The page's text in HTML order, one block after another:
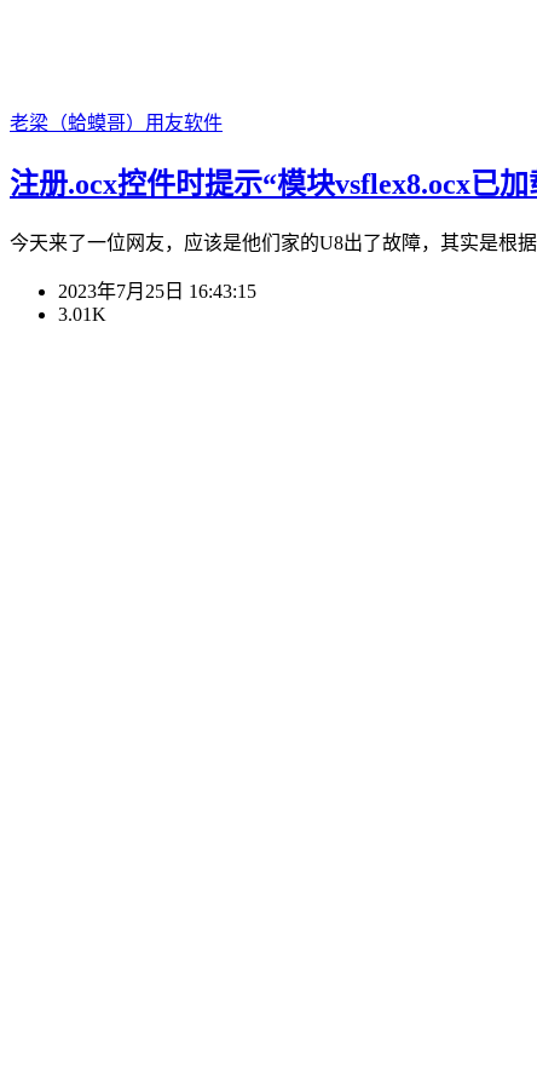
老梁（蛤蟆哥） 用友软件
注册.ocx控件时提示“模块vsflex8.ocx已
今天来了一位网友，应该是他们家的U8出了故障，其实是根
2023年7月25日 16:43:15
3.01K